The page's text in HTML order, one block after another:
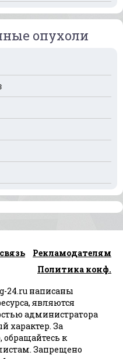
опухоли
Рекламодателям
Политика конф.
24.ru написаны
являются
администратора
характер. За
к
Запрещено